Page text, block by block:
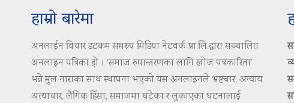
हाम्रो बारेमा
अनलाईन विचार डटकम समरुप मिडिया नेटवर्क प्रा.लि.द्वारा सञ्चालित
अनलाइन पत्रिका हो । ‘समाज रुपान्तरणका लागि खोज पत्रकारिता’
भन्ने मुल नाराका साथ स्थापना भएको यस अनलाइनले भ्रष्टचार, अन्याय
अत्याचार, लैंगिक हिंसा, समाजमा घटेका र लुकाएका घटनालाई